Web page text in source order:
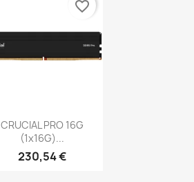
Aperçu rapide
CRUCIAL PRO 16G
(1x16G)...
230,54 €
favorite_border